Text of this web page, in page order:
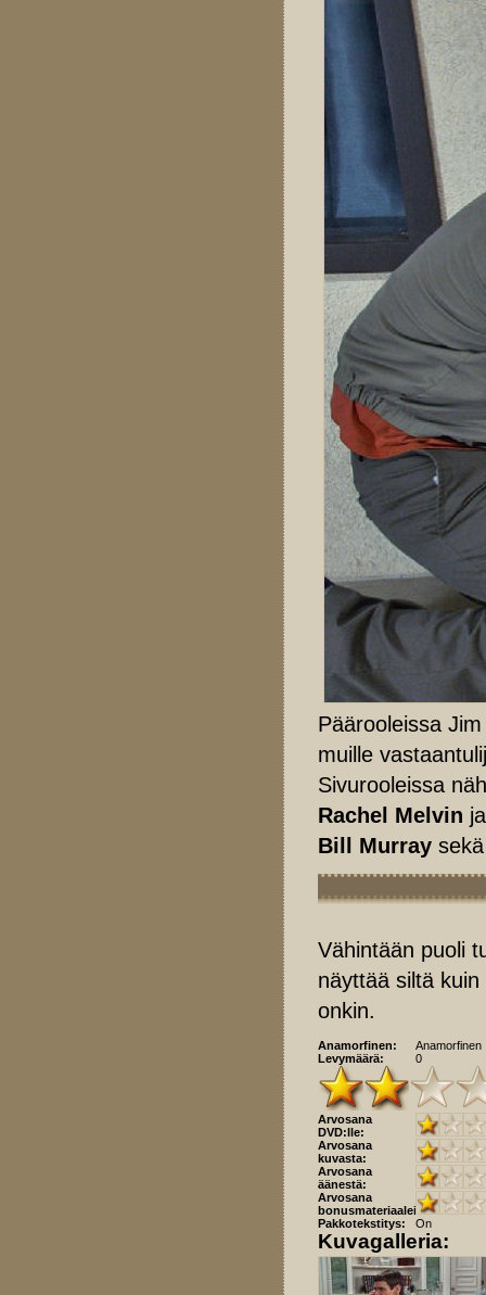
Päärooleissa
muille
Sivurooleissa
Rachel Melvin
Bill Murray
Vähintään puoli
näyttää siltä
onkin.
Anamorfinen:
Anamorfinen
Levymäärä:
0
Arvosana
DVD:lle:
Arvosana
kuvasta:
Arvosana
äänestä:
Arvosana
bonusmateriaaleista:
Pakkotekstitys:
On
Kuvagalleria: